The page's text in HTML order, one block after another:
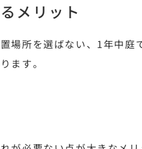
メリット
場所を選ばない、1年中庭
ます。